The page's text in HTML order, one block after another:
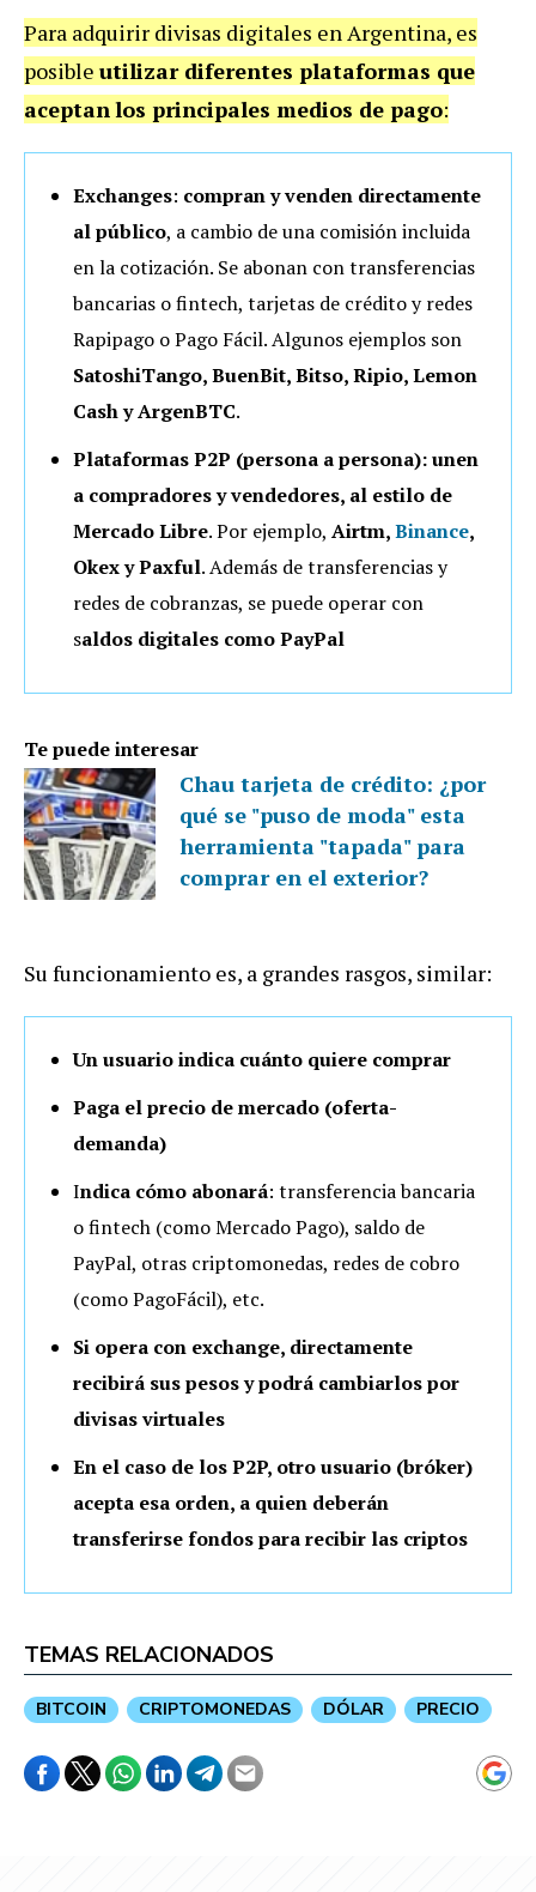
Para adquirir divisas digitales en Argentina, es
posible utilizar diferentes plataformas que
aceptanlos principales medios de pago:
Exchanges: compran y venden directamente
al público, a cambio de una comisión incluida
en la cotización. Se abonan con transferencias
bancarias o fintech, tarjetas de crédito y redes
Rapipago o Pago Fácil. Algunos ejemplos son
SatoshiTango, BuenBit, Bitso, Ripio, Lemon
Cash y ArgenBTC.
Plataformas P2P (persona a persona): unen
a compradores y vendedores, al estilo de
Mercado Libre. Por ejemplo, Airtm,Binance,
Okex y Paxful. Además de transferencias y
redes de cobranzas, se puede operar con
saldos digitales como PayPal
Te puede interesar
Chau tarjeta de crédito: ¿por
qué se "puso de moda" esta
herramienta "tapada" para
comprar en el exterior?
Su funcionamiento es, a grandes rasgos, similar:
Un usuario indica cuánto quiere comprar
Paga el precio de mercado (oferta-
demanda)
Indica cómo abonará: transferencia bancaria
o fintech (como Mercado Pago), saldo de
PayPal, otras criptomonedas, redes de cobro
(como PagoFácil), etc.
Si opera con exchange, directamente
recibirá sus pesos y podrá cambiarlos por
divisas virtuales
En el caso de los P2P, otro usuario (bróker)
acepta esa orden, a quien deberán
transferirse fondos para recibir las criptos
TEMAS RELACIONADOS
BITCOIN CRIPTOMONEDAS DÓLAR PRECIO